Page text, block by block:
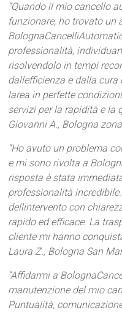
“Quando il mio cancello
funzionare, ho trovato un
professionalità,
risolvendolo in tempi
dallefficienza e dalla
larea in perfette
servizi per la rapidità e la
Giovanni A., Bologna
“Ho avuto un problema
e mi sono rivolta a
risposta è stata
professionalità
dellintervento con
rapido ed efficace. La
cliente mi hanno
Laura Z., Bologna San
“Affidarmi a
manutenzione del mio
Puntualità,